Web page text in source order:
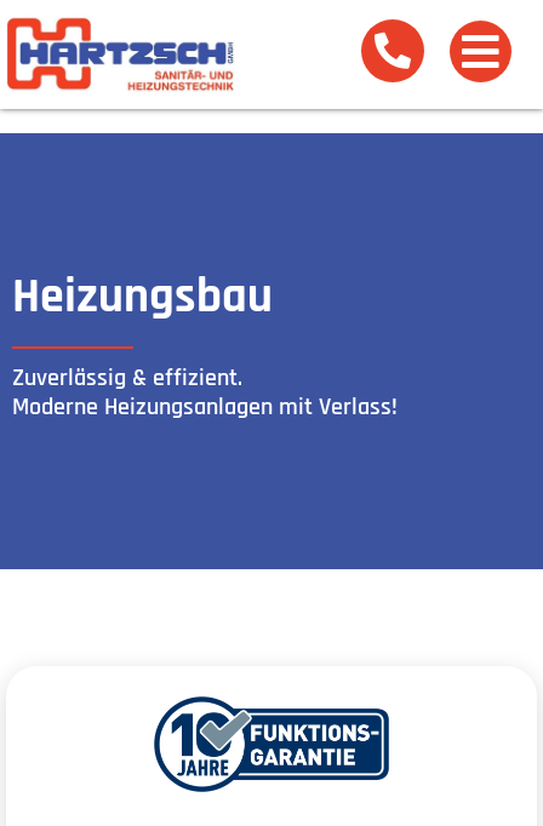
Heizungsbau
Zuverlässig & effizient.
Moderne Heizungsanlagen mit Verlass!